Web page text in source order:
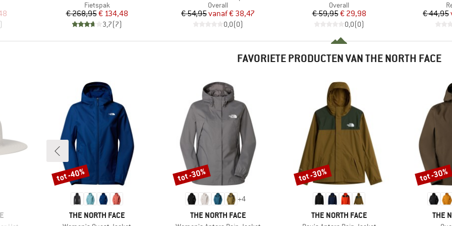
prijs
Productgroep
Fietspak
Prijs
€ 268,95Verlaagde prijs
€ 134,48
3,7(7)
Productgroep
Overall
Prijs
€ 54,95 Verlaagde prijs
vanaf€ 38,47
0,0(0)
Productgroep
Overall
Prijs
€ 59,95Verlaagde prijs
€ 29,98
0,0(0)
€ 44,95
FAVORIETE PRODUCTEN VAN THE NORTH FACE
MERK
THE NORTH FACE
Korting
tot -40%
+4
MERK
THE NORTH FACE
Korting
tot -30%
MERK
THE NORTH FACE
Korting
tot -30%
MERK
THE
Korting
tot -30%